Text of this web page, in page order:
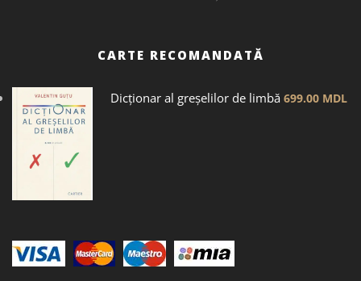
CARTE RECOMANDATĂ
Dicţionar al greșelilor de limbă 699.00 MDL